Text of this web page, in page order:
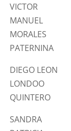
VICTOR
MANUEL
MORALES
PATERNINA
DIEGO LEON
LONDOO
QUINTERO
SANDRA